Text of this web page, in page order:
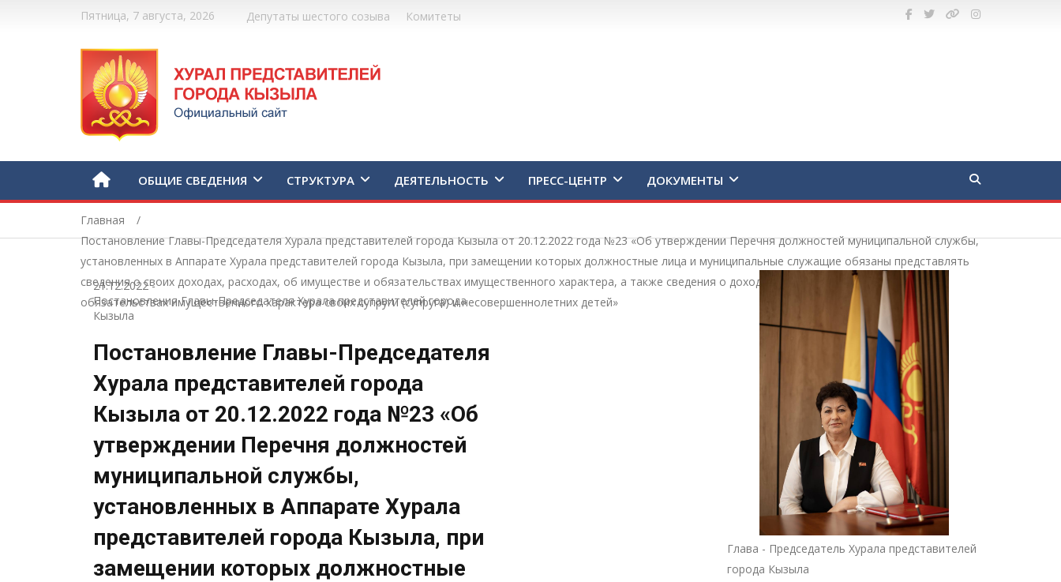
Пятница, 7 августа, 2026 Депутаты шестого созыва Комитеты
ОБЩИЕ СВЕДЕНИЯ СТРУКТУРА ДЕЯТЕЛЬНОСТЬ ПРЕСС-ЦЕНТР ДОКУМЕНТЫ
Главная
Постановление Главы-Председателя Хурала представителей города Кызыла от 20.12.2022 года №23 «Об утверждении Перечня должностей муниципальной службы,
установленных в Аппарате Хурала представителей города Кызыла, при замещении которых должностные лица и муниципальные служащие обязаны представлять
сведения о своих доходах, расходах, об имуществе и обязательствах имущественного характера, а также сведения о доходах, расходах, об имуществе и
обязательствах имущественного характера своих супруги (супруга) и несовершеннолетних детей»
21.12.2022-
Постановления Главы-Председателя Хурала представителей города
Кызыла
Постановление Главы-Председателя
Хурала представителей города
Кызыла от 20.12.2022 года №23 «Об
утверждении Перечня должностей
муниципальной службы,
установленных в Аппарате Хурала
представителей города Кызыла, при
замещении которых должностные
Глава - Председатель Хурала представителей
города Кызыла